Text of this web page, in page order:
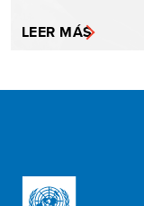
LEER MÁS